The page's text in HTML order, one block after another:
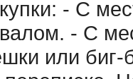
- С
- С
или биг-